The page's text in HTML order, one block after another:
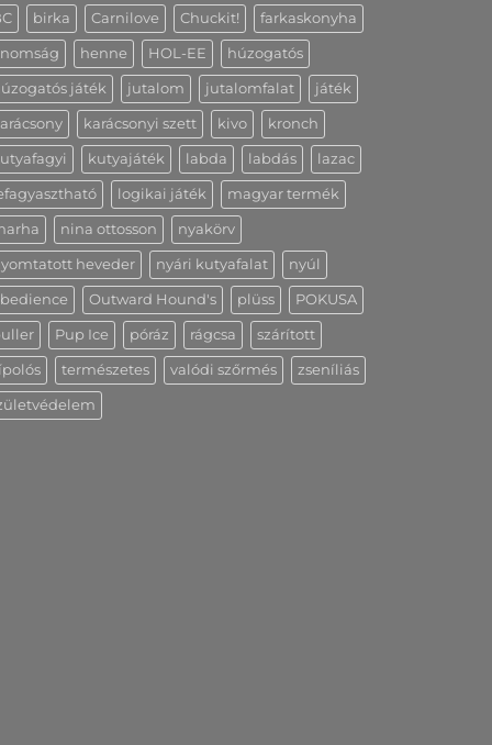
birka Carnilove Chuckit! farkaskonyha
henne HOL-EE húzogatós
játék jutalom jutalomfalat játék
karácsonyi szett kivo kronch
kutyajáték labda labdás lazac
logikai játék magyar termék
nina ottosson nyakörv
heveder nyári kutyafalat nyúl
Outward Hound's plüss POKUSA
Pup Ice póráz rágcsa szárított
természetes valódi szőrmés zseníliás